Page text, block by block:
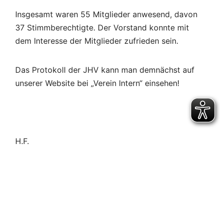
Insgesamt waren 55 Mitglieder anwesend, davon
37 Stimmberechtigte. Der Vorstand konnte mit
dem Interesse der Mitglieder zufrieden sein.
Das Protokoll der JHV kann man demnächst auf
unserer Website bei „Verein Intern“ einsehen!
H.F.